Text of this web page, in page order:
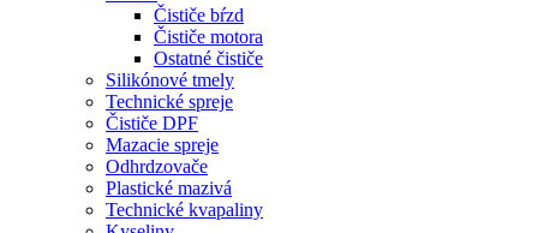
Čističe bŕzd
Čističe motora
Ostatné čističe
Silikónové tmely
Technické spreje
Čističe DPF
Mazacie spreje
Odhrdzovače
Plastické mazivá
Technické kvapaliny